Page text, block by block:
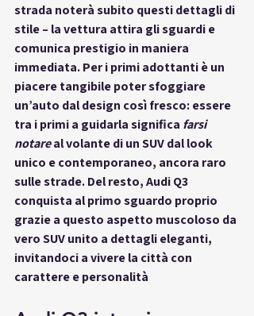
strada noterà subito questi dettagli di
stile – la vettura attira gli sguardi e
comunica prestigio in maniera
immediata. Per i primi adottanti è un
piacere tangibile poter sfoggiare
un’auto dal design così fresco: essere
tra i primi a guidarla significa farsi
notare al volante di un SUV dal look
unico e contemporaneo, ancora raro
sulle strade. Del resto, Audi Q3
conquista al primo sguardo proprio
grazie a questo aspetto muscoloso da
vero SUV unito a dettagli eleganti,
invitandoci a vivere la città con
carattere e personalità